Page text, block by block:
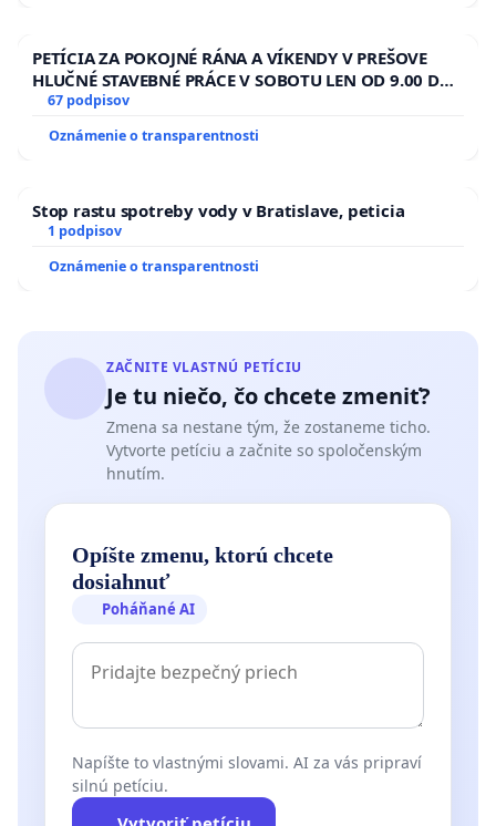
PETÍCIA ZA POKOJNÉ RÁNA A VÍKENDY V PREŠOVE
HLUČNÉ STAVEBNÉ PRÁCE V SOBOTU LEN OD 9.00 DO
13.00 HOD., CEZ PRACOVNÝ TÝŽDEŇ CIEĽ 8.00 – 18.00
HOD. A PRAVIDELNÁ KONTROLA STAVBY C-AREA NA
ĎUMBIERSKEJ/MAGU
67 podpisov
Oznámenie o transparentnosti
Stop rastu spotreby vody v Bratislave, peticia
1 podpisov
Oznámenie o transparentnosti
ZAČNITE VLASTNÚ PETÍCIU
Je tu niečo, čo chcete zmeniť?
Zmena sa nestane tým, že zostaneme ticho.
Vytvorte petíciu a začnite so spoločenským
hnutím.
Opíšte zmenu, ktorú chcete
dosiahnuť
Poháňané AI
Napíšte to vlastnými slovami. AI za vás pripraví
silnú petíciu.